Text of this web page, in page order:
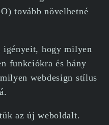
tovább növelhetné
igényeit, hogy milyen
funkciókra és hány
webdesign stílus
az új weboldalt.